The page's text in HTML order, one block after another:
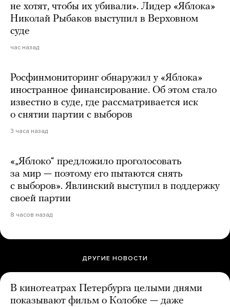
не хотят, чтобы их убивали». Лидер «Яблока»
Николай Рыбаков выступил в Верховном
суде
час назад
Росфинмониторинг обнаружил у «Яблока»
иностранное финансирование. Об этом стало
известно в суде, где рассматривается иск
о снятии партии с выборов
3 часа назад
«„Яблоко“ предложило проголосовать
за мир — поэтому его пытаются снять
с выборов». Явлинский выступил в поддержку
своей партии
8 часов назад
ДРУГИЕ НОВОСТИ
В кинотеатрах Петербурга целыми днями
показывают фильм о Колобке — даже